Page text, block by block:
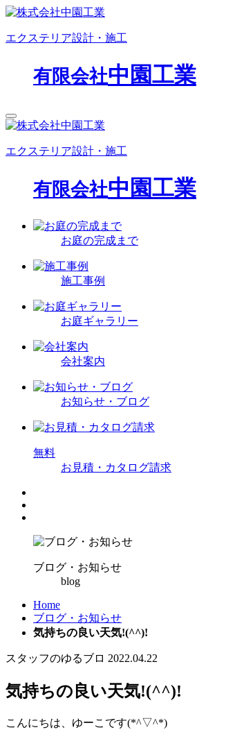
エクステリア設計・施工
有限会社中園工業
エクステリア設計・施工
有限会社中園工業
お庭の完成まで
施工事例
お庭ギャラリー
会社案内
お知らせ・ブログ
無料
お見積・カタログ請求
ブログ・お知らせ
blog
Home
ブログ・お知らせ
気持ちの良い天気!(^^)!
スタッフのゆるブロ 2022.04.22
気持ちの良い天気!(^^)!
こんにちは、ゆーこです(*^▽^*)